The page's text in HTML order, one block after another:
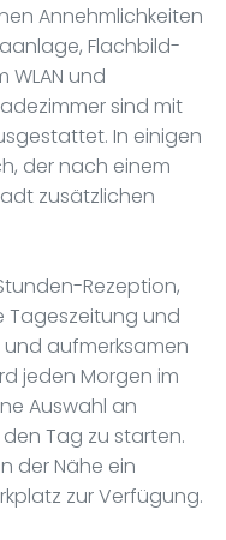
Annehmlichkeiten
Flachbild-
und
sind mit
In einigen
der nach einem
zusätzlichen
Rezeption,
und
aufmerksamen
jeden Morgen im
Auswahl an
Tag zu starten.
der Nähe ein
zur Verfügung.